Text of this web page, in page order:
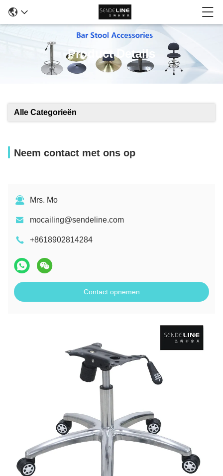
Product Details
Alle Categorieën
Neem contact met ons op
Mrs. Mo
mocailing@sendeline.com
+8618902814284
Contact opnemen